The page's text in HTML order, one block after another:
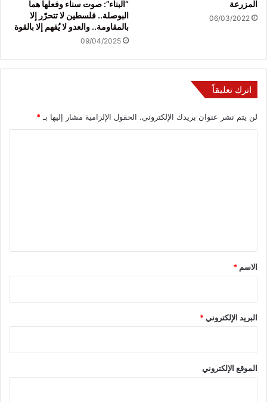
المزرعة
06/03/2022
“البناء”: صوت سناء وفعلها هما
البوصلة.. فلسطين لا تتحرّر إلا
بالمقاومة.. والعدو لا يُفهم إلا بالقوة
09/04/2025
اترك تعليقاً
لن يتم نشر عنوان بريدك الإلكتروني. الحقول الإلزامية مشار إليها بـ *
*
الاسم *
البريد الإلكتروني*
الموقع الإلكتروني